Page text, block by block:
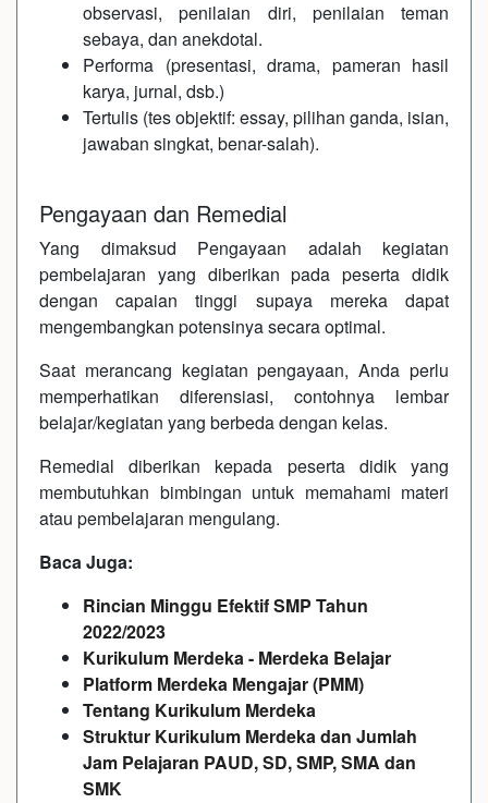
observasi, penilaian diri, penilaian teman
sebaya, dan anekdotal.
Performa (presentasi, drama, pameran hasil
karya, jurnal, dsb.)
Tertulis (tes objektif: essay, pilihan ganda, isian,
jawaban singkat, benar-salah).
Pengayaan dan Remedial
Yang dimaksud Pengayaan adalah kegiatan
pembelajaran yang diberikan pada peserta didik
dengan capaian tinggi supaya mereka dapat
mengembangkan potensinya secara optimal.
Saat merancang kegiatan pengayaan, Anda perlu
memperhatikan diferensiasi, contohnya lembar
belajar/kegiatan yang berbeda dengan kelas.
Remedial diberikan kepada peserta didik yang
membutuhkan bimbingan untuk memahami materi
atau pembelajaran mengulang.
Baca Juga:
Rincian Minggu Efektif SMP Tahun
2022/2023
Kurikulum Merdeka - Merdeka Belajar
Platform Merdeka Mengajar (PMM)
Tentang Kurikulum Merdeka
Struktur Kurikulum Merdeka dan Jumlah
Jam Pelajaran PAUD, SD, SMP, SMA dan
SMK